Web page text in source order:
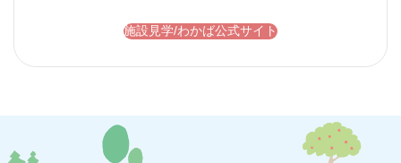
施設見学/わかば公式サイト